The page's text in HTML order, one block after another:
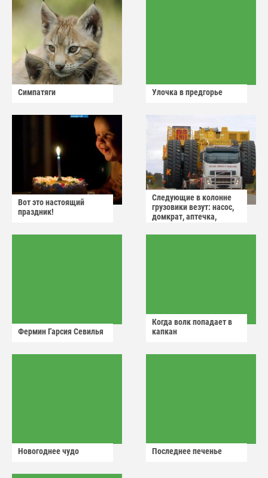
Симпатяги Улочка в предгорье
Вот это настоящий
праздник!
Следующие в колонне
грузовики везут: насос,
домкрат, аптечка,
Фермин Гарсия Севилья
Когда волк попадает в
капкан
Новогоднее чудо Последнее печенье